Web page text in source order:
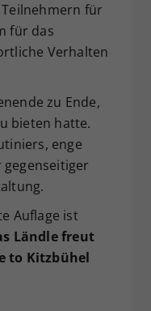
für
für das
Verhalten
zu Ende,
bieten hatte.
enge
Auflage ist
Ländle freut
to Kitzbühel